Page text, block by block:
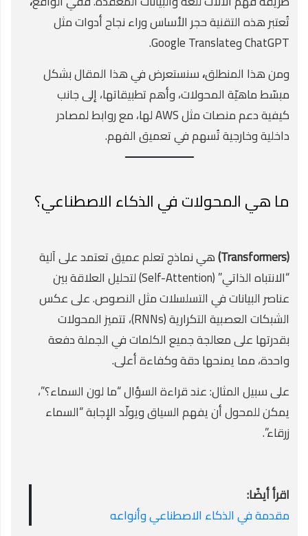
تُعتبر هذه التقنية حجر الأساس وراء نجاح أدوات مثل
ChatGPT وGoogle Translate.
ومن هذا المنطلق،سنستعرض في هذا المقال بشكل
مبسّط ماهيّة المحولات، وأهم تطبيقاتها، إلى جانب
كيفية دعم منصات مثل AWS لها، مع روابط لمصادر
داخلية وخارجية تُسهم في تعميق الفهم.
ما هي المحولات في الذكاء الاصطناعي؟
(Transformers)
هي نماذج تعلم عميق تعتمد على آلية
“الانتباه الذاتي” (Self-Attention) لتحليل العلاقة بين
عناصر البيانات في التسلسلات مثل النصوص. على عكس
الشبكات العصبية التكرارية (RNNs)، تتميز المحولات
بقدرتها على معالجة جميع الكلمات في الجملة دفعة
واحدة، مما يمنحها دقة وكفاءة أعلى.
على سبيل المثال: عند قراءة السؤال “ما لون السماء؟”،
يمكن للمحول أن يفهم السياق ويولّد الإجابة “السماء
زرقاء”.
اقرأ أيضًا:
مقدمة في الذكاء الاصطناعي وأنواعه